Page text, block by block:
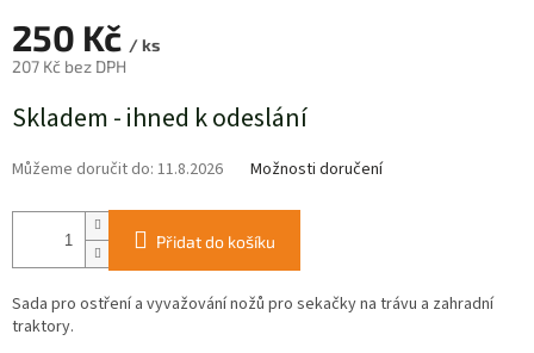
250 Kč / ks
207 Kč bez DPH
cena:
Skladem - ihned k odeslání
Můžeme doručit do: 11.8.2026 Možnosti doručení
Přidat do košíku
Sada pro ostření a vyvažování nožů pro sekačky na trávu a zahradní
traktory.